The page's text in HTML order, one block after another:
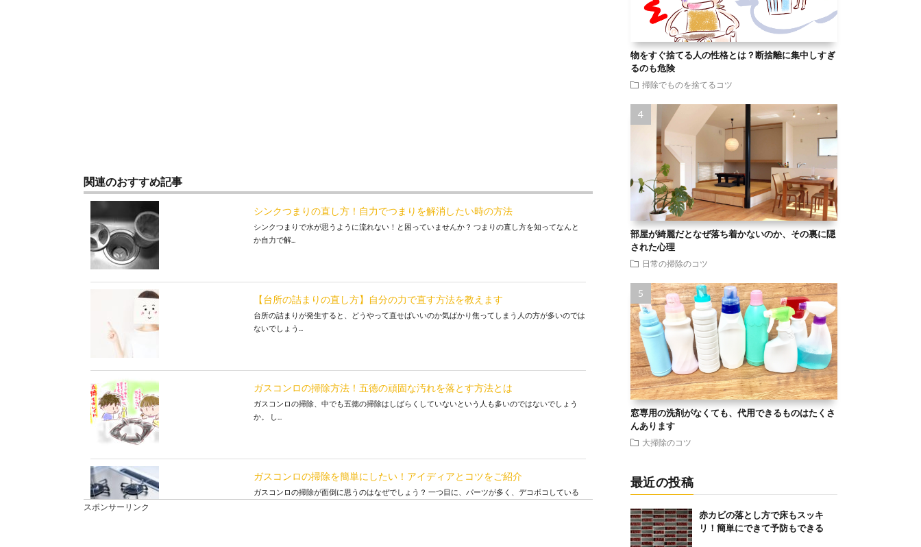
関連のおすすめ記事
シンクつまりの直し方！自力でつまりを解消したい時の方法
シンクつまりで水が思うように流れない！と困っていませんか？ つまりの直し方を知ってなんと
か自力で解...
【台所の詰まりの直し方】自分の力で直す方法を教えます
台所の詰まりが発生すると、どうやって直せばいいのか気ばかり焦ってしまう人の方が多いのでは
ないでしょう...
ガスコンロの掃除方法！五徳の頑固な汚れを落とす方法とは
ガスコンロの掃除、中でも五徳の掃除はしばらくしていないという人も多いのではないでしょう
か。 し...
ガスコンロの掃除を簡単にしたい！アイディアとコツをご紹介
ガスコンロの掃除が面倒に思うのはなぜでしょう？ 一つ目に、パーツが多く、デコボコしている
スポンサーリンク
物をすぐ捨てる人の性格とは？断捨離に集中しすぎ
るのも危険
掃除でものを捨てるコツ
部屋が綺麗だとなぜ落ち着かないのか、その裏に隠
された心理
日常の掃除のコツ
窓専用の洗剤がなくても、代用できるものはたくさ
んあります
大掃除のコツ
最近の投稿
赤カビの落とし方で床もスッキ
リ！簡単にできて予防もできる